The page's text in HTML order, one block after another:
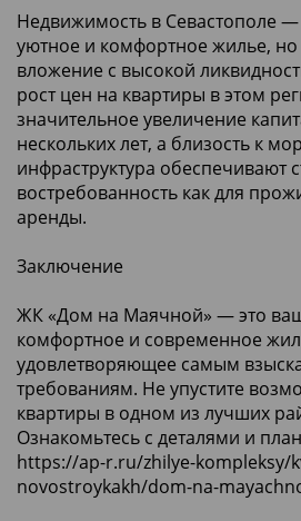
Недвижимость в Севастополе —
уютное и комфортное жилье, но
вложение с высокой
рост цен на квартиры в этом
значительное увеличение
нескольких лет, а близость к
инфраструктура обеспечивают
востребованность как для
аренды.
Заключение
ЖК «Дом на Маячной» — это
комфортное и современное
удовлетворяющее самым
требованиям. Не упустите
квартиры в одном из лучших
Ознакомьтесь с деталями и
https://ap-r.ru/zhilye-kompleksy/
novostroykakh/dom-na-